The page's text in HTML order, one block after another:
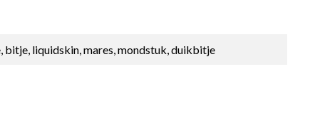
bitje, liquidskin, mares, mondstuk, duikbitje